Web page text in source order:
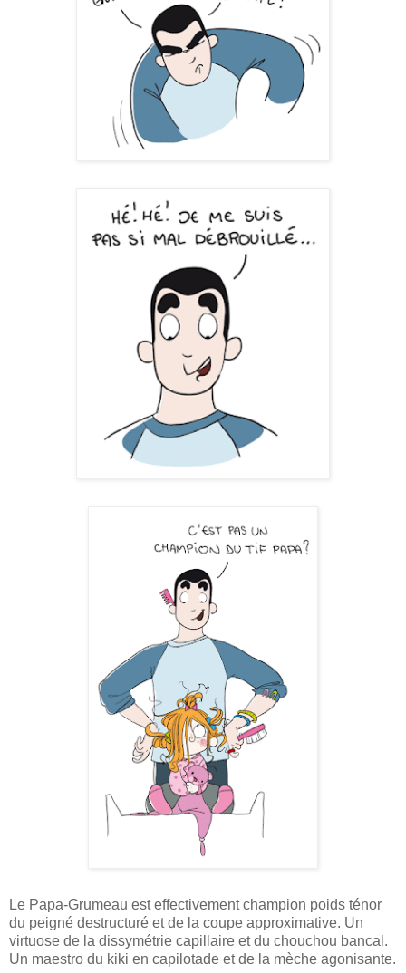
Le Papa-Grumeau est effectivement champion poids ténor
du peigné destructuré et de la coupe approximative. Un
virtuose de la dissymétrie capillaire et du chouchou bancal.
Un maestro du kiki en capilotade et de la mèche agonisante.